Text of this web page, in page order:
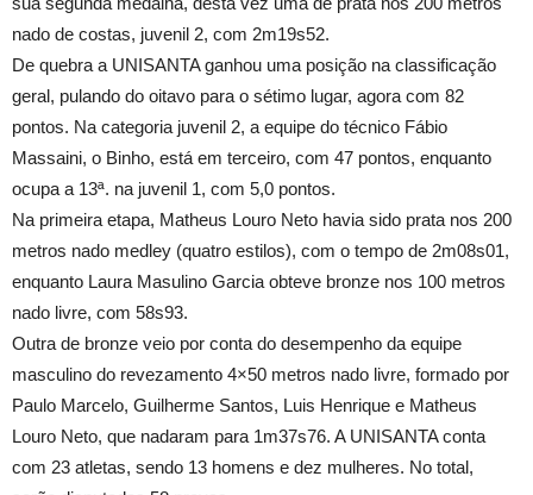
nado de costas, juvenil 2, com 2m19s52.
De quebra a UNISANTA ganhou uma posição na classificação
geral, pulando do oitavo para o sétimo lugar, agora com 82
pontos. Na categoria juvenil 2, a equipe do técnico Fábio
Massaini, o Binho, está em terceiro, com 47 pontos, enquanto
ocupa a 13ª. na juvenil 1, com 5,0 pontos.
Na primeira etapa, Matheus Louro Neto havia sido prata nos 200
metros nado medley (quatro estilos), com o tempo de 2m08s01,
enquanto Laura Masulino Garcia obteve bronze nos 100 metros
nado livre, com 58s93.
Outra de bronze veio por conta do desempenho da equipe
masculino do revezamento 4×50 metros nado livre, formado por
Paulo Marcelo, Guilherme Santos, Luis Henrique e Matheus
Louro Neto, que nadaram para 1m37s76. A UNISANTA conta
com 23 atletas, sendo 13 homens e dez mulheres. No total,